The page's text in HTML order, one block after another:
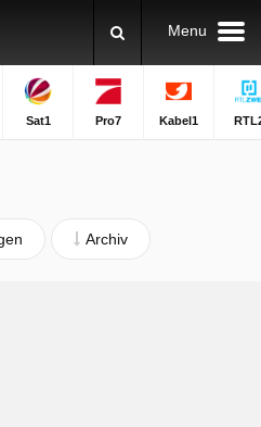
Menu
Sat1 Pro7 Kabel1
Archiv